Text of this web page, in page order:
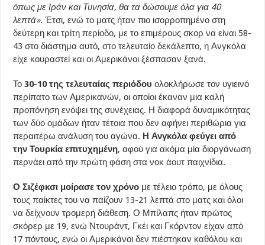
όπως με Ιράν και Τυνησία, θα τα δώσουμε όλα για 40
λεπτά». Έτσι, ενώ το ματς ήταν πιο ισορροπημένο στη
δεύτερη και τρίτη περίοδο, με το επιμέρους σκορ να είναι 58-
43 στο διάστημα αυτό, στο τελευταίο δεκάλεπτο, η Ανγκόλα
είχε κουραστεί και οι Αμερικάνοι ξέσπασαν ξανά.
Το 30-10 της τελευταίας περιόδου ολοκλήρωσε τον υγιεινό
περίπατο των Αμερικανών, οι οποίοι έκαναν μια καλή
προπόνηση ενόψει της συνέχειας. Η διαφορά δυναμικότητας
των δύο ομάδων ήταν τέτοια που δεν αφήνει περιθώρια για
περαιτέρω ανάλυση του αγώνα. Η Ανγκόλα φεύγει από
την Τουρκία επιτυχημένη, αφού για ακόμα μία διοργάνωση
περνάει από την πρώτη φάση στα νοκ άουτ παιχνίδια.
Ο Σιζέφκσι μοίρασε τον χρόνο με τέλειο τρόπο, με όλους
τους παίκτες του να παίζουν 13-21 λεπτά στο ματς και όλοι
να δείχνουν τρομερή διάθεση. Ο Μπίλαπς ήταν πρώτος
σκόρερ με 19, ενώ Ντουράντ, Γκέι και Γκόρντον είχαν από
17 πόντους, ενώ οι Αμερικάνοι δεν πιέστηκαν καθόλου και